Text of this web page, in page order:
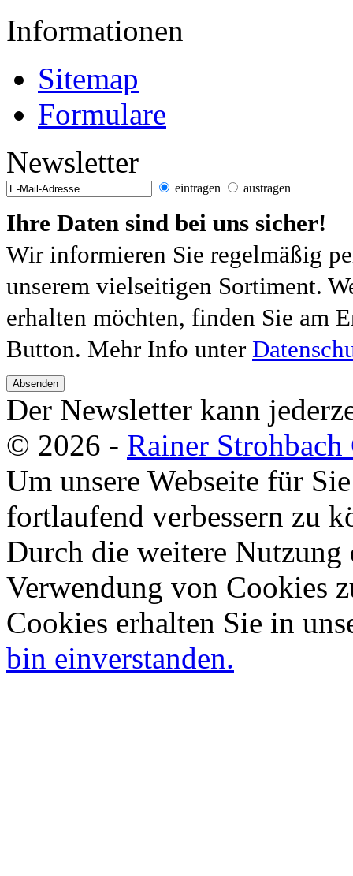
Informationen
Sitemap
Formulare
Newsletter
eintragen austragen
Ihre Daten sind bei uns sicher!
Wir informieren Sie regelmäßig
unserem vielseitigen Sortiment.
erhalten möchten, finden Sie am
Button. Mehr Info unter
Absenden
Der Newsletter kann
© 2026 - Rainer
Um unsere Webseite für
fortlaufend verbessern zu
Durch die weitere Nutzung
Verwendung von Cookies
Cookies erhalten Sie in
bin einverstanden.